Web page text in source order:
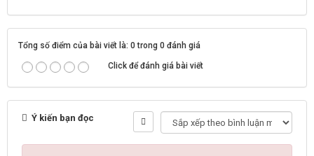
Tổng số điểm của bài viết là: 0 trong 0 đánh giá
Click để đánh giá bài viết
Ý kiến bạn đọc